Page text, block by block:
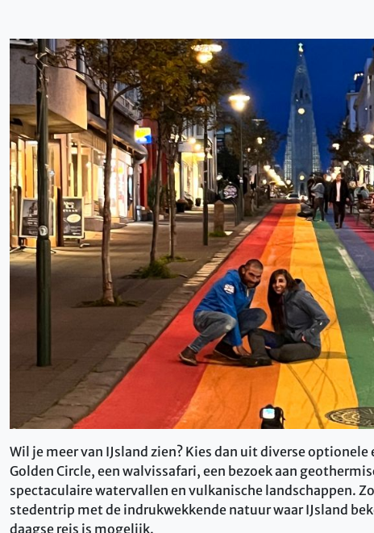
Wil je meer van IJsland zien? Kies dan uit diverse
Golden Circle, een walvissafari, een bezoek aan
spectaculaire watervallen en vulkanische landschappen.
stedentrip met de indrukwekkende natuur waar IJsland
daagse reis is mogelijk.